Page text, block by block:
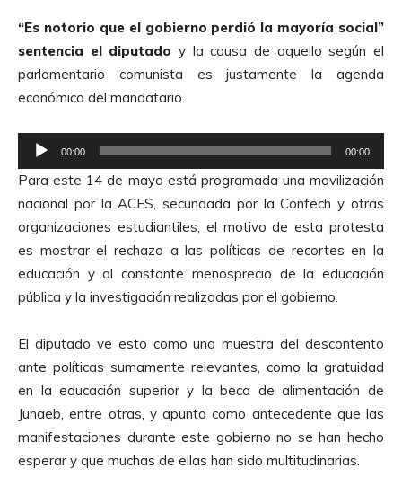
r
d
e
A
d
i
o
“Es notorio que el gobierno perdió la mayoría social”
sentencia el diputado y la causa de aquello según el
parlamentario comunista es justamente la agenda
económica del mandatario.
e
p
r
o
d
u
c
o
r
d
e
A
u
00:00 00:00
Para este 14 de mayo está programada una movilización
nacional por la ACES, secundada por la Confech y otras
organizaciones estudiantiles, el motivo de esta protesta
es mostrar el rechazo a las políticas de recortes en la
educación y al constante menosprecio de la educación
pública y la investigación realizadas por el gobierno.
El diputado ve esto como una muestra del descontento
ante políticas sumamente relevantes, como la gratuidad
en la educación superior y la beca de alimentación de
Junaeb, entre otras, y apunta como antecedente que las
manifestaciones durante este gobierno no se han hecho
esperar y que muchas de ellas han sido multitudinarias.